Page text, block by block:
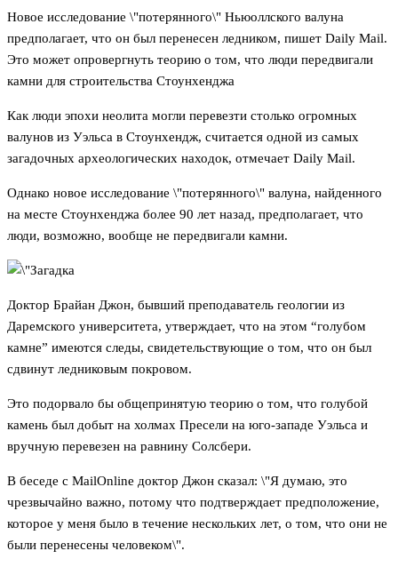
Новое исследование \"потерянного\" Ньюоллского валуна
предполагает, что он был перенесен ледником, пишет Daily Mail.
Это может опровергнуть теорию о том, что люди передвигали
камни для строительства Стоунхенджа
Как люди эпохи неолита могли перевезти столько огромных
валунов из Уэльса в Стоунхендж, считается одной из самых
загадочных археологических находок, отмечает Daily Mail.
Однако новое исследование \"потерянного\" валуна, найденного
на месте Стоунхенджа более 90 лет назад, предполагает, что
люди, возможно, вообще не передвигали камни.
Доктор Брайан Джон, бывший преподаватель геологии из
Даремского университета, утверждает, что на этом “голубом
камне” имеются следы, свидетельствующие о том, что он был
сдвинут ледниковым покровом.
Это подорвало бы общепринятую теорию о том, что голубой
камень был добыт на холмах Пресели на юго-западе Уэльса и
вручную перевезен на равнину Солсбери.
В беседе с MailOnline доктор Джон сказал: \"Я думаю, это
чрезвычайно важно, потому что подтверждает предположение,
которое у меня было в течение нескольких лет, о том, что они не
были перенесены человеком\".